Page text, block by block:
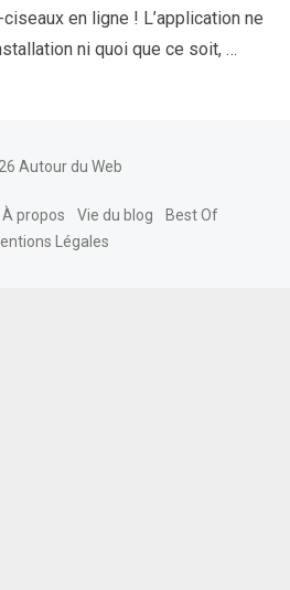
en ligne ! L’application ne
ni quoi que ce soit, …
Autour du Web
À propos Vie du blog
Best Of
Légales